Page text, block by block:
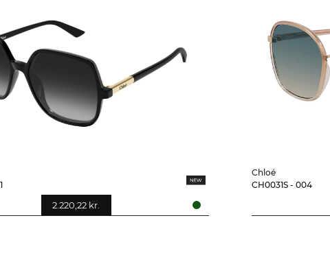
2.220,22 kr.
Chloé
CH0031S - 004